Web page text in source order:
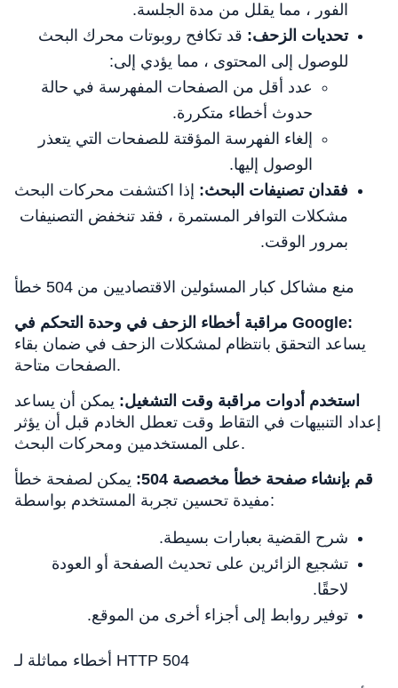
الفور ، مما يقلل من مدة الجلسة.
تحديات الزحف: قد تكافح روبوتات محرك البحث
للوصول إلى المحتوى ، مما يؤدي إلى:
عدد أقل من الصفحات المفهرسة في حالة
حدوث أخطاء متكررة.
إلغاء الفهرسة المؤقتة للصفحات التي يتعذر
الوصول إليها.
فقدان تصنيفات البحث: إذا اكتشفت محركات البحث
مشكلات التوافر المستمرة ، فقد تنخفض التصنيفات
بمرور الوقت.
منع مشاكل كبار المسئولين الاقتصاديين من 504 خطأ
مراقبة أخطاء الزحف في وحدة التحكم في Google:
يساعد التحقق بانتظام لمشكلات الزحف في ضمان بقاء
الصفحات متاحة.
استخدم أدوات مراقبة وقت التشغيل: يمكن أن يساعد
إعداد التنبيهات في التقاط وقت تعطل الخادم قبل أن يؤثر
على المستخدمين ومحركات البحث.
قم بإنشاء صفحة خطأ مخصصة 504:
يمكن لصفحة خطأ
مفيدة تحسين تجربة المستخدم بواسطة:
شرح القضية بعبارات بسيطة.
تشجيع الزائرين على تحديث الصفحة أو العودة
لاحقًا.
توفير روابط إلى أجزاء أخرى من الموقع.
أخطاء مماثلة لـ HTTP 504